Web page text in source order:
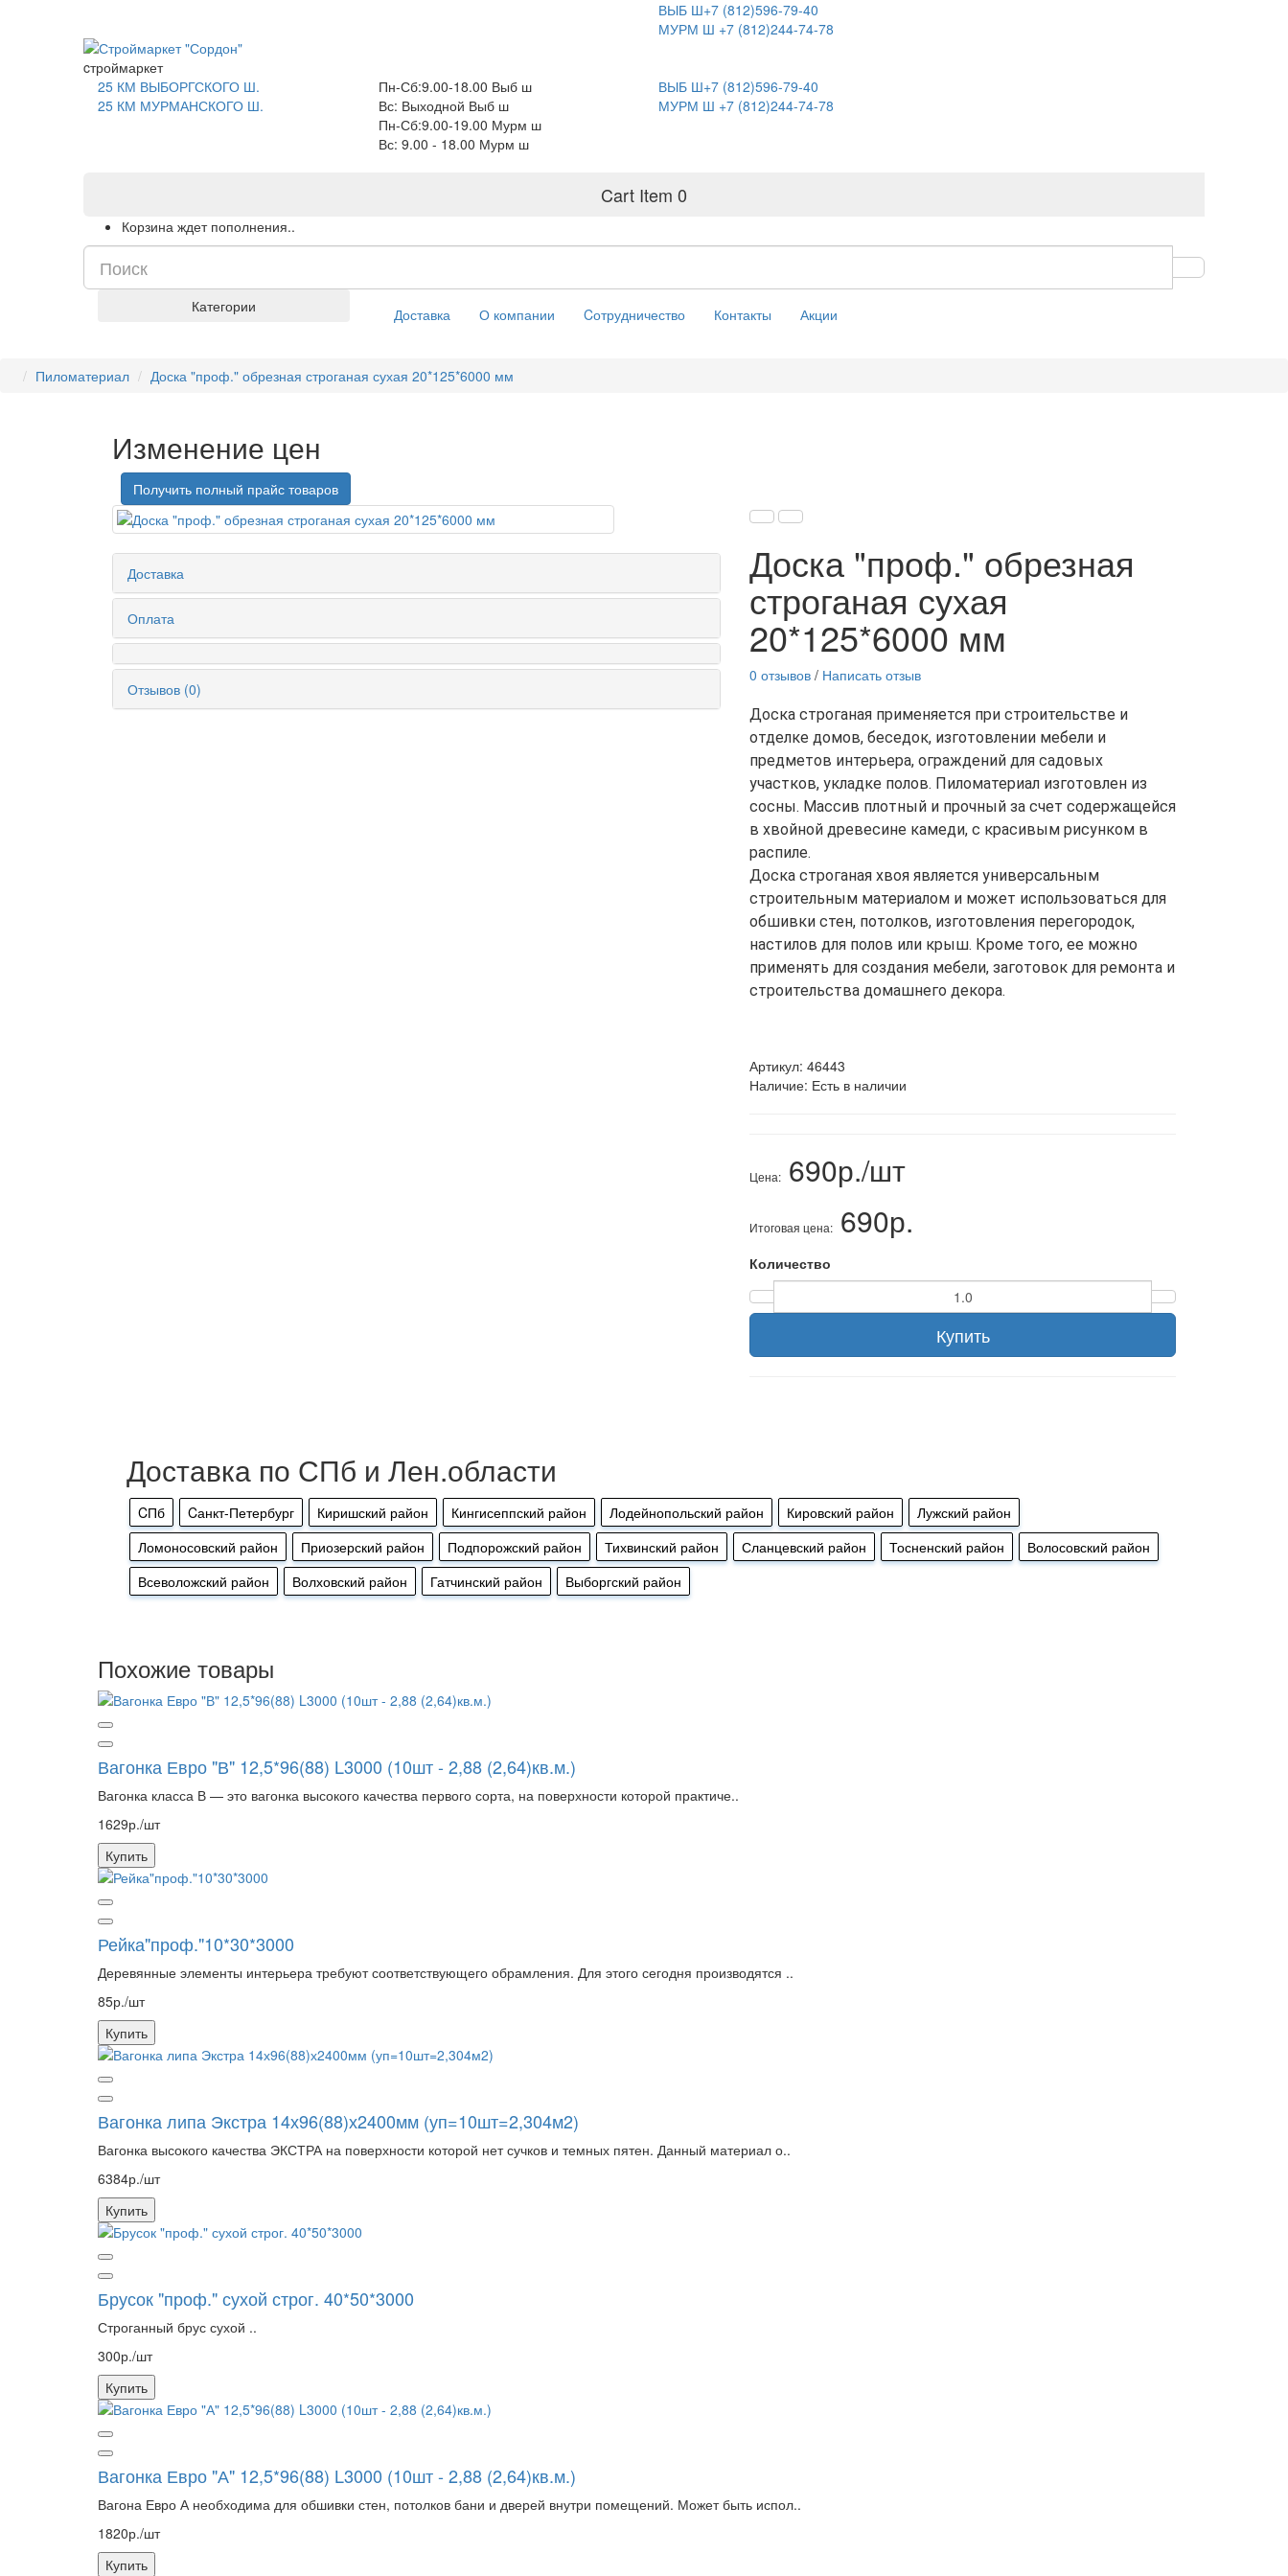
ВЫБ Ш+7 (812)596-79-40
МУРМ Ш +7 (812)244-74-78
cтроймаркет
25 КМ ВЫБОРГСКОГО Ш.
25 КМ МУРМАНСКОГО Ш.
Пн-Сб:9.00-18.00 Выб ш
Вс: Выходной Выб ш
Пн-Сб:9.00-19.00 Мурм ш
Вс: 9.00 - 18.00 Мурм ш
ВЫБ Ш+7 (812)596-79-40
МУРМ Ш +7 (812)244-74-78
Cart Item 0
Корзина ждет пополнения..
Доставка О компании Cотрудничество Контакты Акции
Категории
Пиломатериал Доска "проф." обрезная строганая сухая 20*125*6000 мм
Изменение цен
Получить полный прайс товаров
Доставка
Оплата
Отзывов (0)
Доска "проф." обрезная
строганая сухая
20*125*6000 мм
0 отзывов / Написать отзыв
Доска строганая применяется при строительстве и
отделке домов, беседок, изготовлении мебели и
предметов интерьера, ограждений для садовых
участков, укладке полов. Пиломатериал изготовлен из
сосны. Массив плотный и прочный за счет содержащейся
в хвойной древесине камеди, с красивым рисунком в
распиле.
Доска строганая хвоя является универсальным
строительным материалом и может использоваться для
обшивки стен, потолков, изготовления перегородок,
настилов для полов или крыш. Кроме того, ее можно
применять для создания мебели, заготовок для ремонта и
строительства домашнего декора.
Артикул: 46443
Наличие: Есть в наличии
Цена: 690р./шт
Итоговая цена: 690р.
Количество
Купить
Доставка по СПб и Лен.области
CПб Cанкт-Петербург Киришский район Кингисеппский район Лодейнопольский район Кировский район
Лужский район
Ломоносовский район
Приозерский район Подпорожский район Тихвинский район Сланцевский район Тосненский район
Волосовский район
Всеволожский район
Волховский район Гатчинский район Выборгский район
Похожие товары
Вагонка Евро "В" 12,5*96(88) L3000 (10шт - 2,88 (2,64)кв.м.)
Вагонка класса В — это вагонка высокого качества первого сорта, на поверхности которой практиче..
1629р./шт
Купить
Рейка"проф."10*30*3000
Деревянные элементы интерьера требуют соответствующего обрамления. Для этого сегодня производятся ..
85р./шт
Купить
Вагонка липа Экстра 14х96(88)х2400мм (уп=10шт=2,304м2)
Вагонка высокого качества ЭКСТРА на поверхности которой нет сучков и темных пятен. Данный материал о..
6384р./шт
Купить
Брусок "проф." сухой строг. 40*50*3000
Строганный брус сухой ..
300р./шт
Купить
Вагонка Евро "А" 12,5*96(88) L3000 (10шт - 2,88 (2,64)кв.м.)
Вагона Евро А необходима для обшивки стен, потолков бани и дверей внутри помещений. Может быть испол..
1820р./шт
Купить